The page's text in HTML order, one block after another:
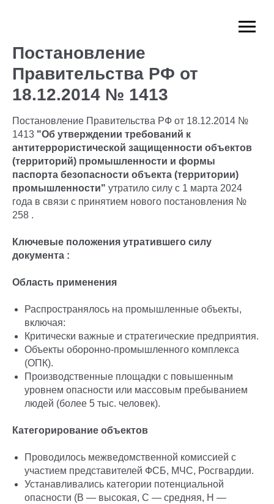
Постановление
Правительства РФ от
18.12.2014 № 1413
Постановление Правительства РФ от 18.12.2014 №
1413 "Об утверждении требований к
антитеррористической защищенности объектов
(территорий) промышленности и формы
паспорта безопасности объекта (территории)
промышленности" утратило силу с 1 марта 2024
года в связи с принятием нового постановления №
258 .
Ключевые положения утратившего силу
документа :
Область применения
Распространялось на промышленные объекты,
включая:
Критически важные и стратегические предприятия.
Объекты оборонно-промышленного комплекса
(ОПК).
Производственные площадки с повышенным
уровнем опасности или массовым пребыванием
людей (более 5 тыс. человек).
Категорирование объектов
Проводилось межведомственной комиссией с
участием представителей ФСБ, МЧС, Росгвардии.
Устанавливались категории потенциальной
опасности (В — высокая, С — средняя, Н —